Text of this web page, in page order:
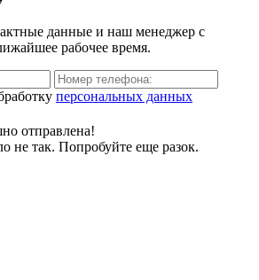
данные и наш менеджер с
рабочее время.
персональных данных
отправлена!
не так. Попробуйте еще разок.